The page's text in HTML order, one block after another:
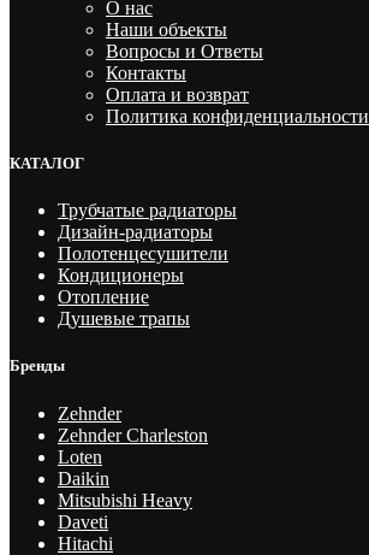
О нас
Наши объекты
Вопросы и Ответы
Контакты
Оплата и возврат
Политика конфиденциальности
КАТАЛОГ
Трубчатые радиаторы
Дизайн-радиаторы
Полотенцесушители
Кондиционеры
Отопление
Душевые трапы
Бренды
Zehnder
Zehnder Charleston
Loten
Daikin
Mitsubishi Heavy
Daveti
Hitachi